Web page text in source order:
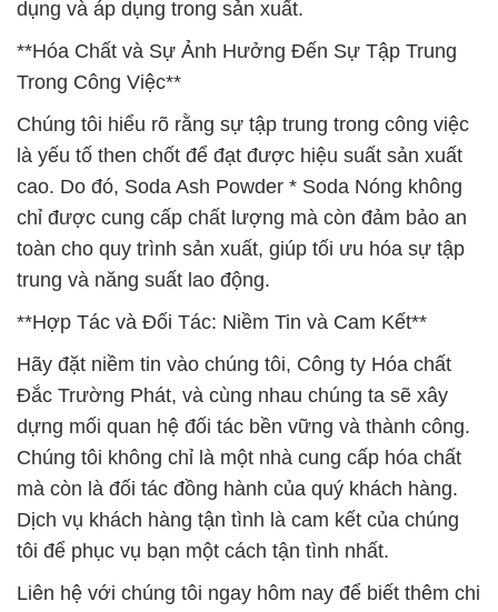
dụng và áp dụng trong sản xuất.
**Hóa Chất và Sự Ảnh Hưởng Đến Sự Tập Trung
Trong Công Việc**
Chúng tôi hiểu rõ rằng sự tập trung trong công việc
là yếu tố then chốt để đạt được hiệu suất sản xuất
cao. Do đó, Soda Ash Powder * Soda Nóng không
chỉ được cung cấp chất lượng mà còn đảm bảo an
toàn cho quy trình sản xuất, giúp tối ưu hóa sự tập
trung và năng suất lao động.
**Hợp Tác và Đối Tác: Niềm Tin và Cam Kết**
Hãy đặt niềm tin vào chúng tôi, Công ty Hóa chất
Đắc Trường Phát, và cùng nhau chúng ta sẽ xây
dựng mối quan hệ đối tác bền vững và thành công.
Chúng tôi không chỉ là một nhà cung cấp hóa chất
mà còn là đối tác đồng hành của quý khách hàng.
Dịch vụ khách hàng tận tình là cam kết của chúng
tôi để phục vụ bạn một cách tận tình nhất.
Liên hệ với chúng tôi ngay hôm nay để biết thêm chi